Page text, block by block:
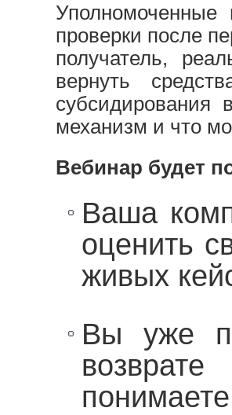
проверки после
получатель,
вернуть
субсидирования
механизм и что
Вебинар будет
Ваша
оценить
живых
Вы уже